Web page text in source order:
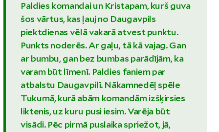
Paldies komandai un Kristapam, kurš guva
šos vārtus, kas ļauj no Daugavpils
piektdienas vēlā vakarā atvest punktu.
Punkts noderēs. Ar gaļu, tā kā vajag. Gan
ar bumbu, gan bez bumbas parādījām, ka
varam būt līmenī. Paldies faniem par
atbalstu Daugavpilī. Nākamnedēļ spēle
Tukumā, kurā abām komandām izšķirsies
liktenis, uz kuru pusi iesim. Varēja būt
visādi. Pēc pirmā puslaika spriežot, jā,